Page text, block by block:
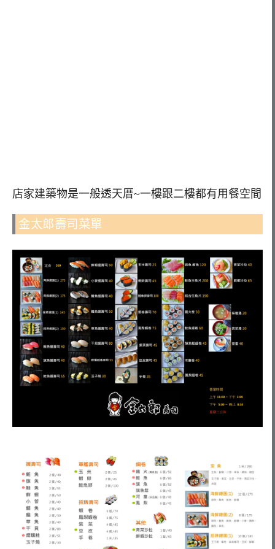
店家建築物是一般透天厝~一樓跟二樓都有用餐空間
金太郎壽司菜單